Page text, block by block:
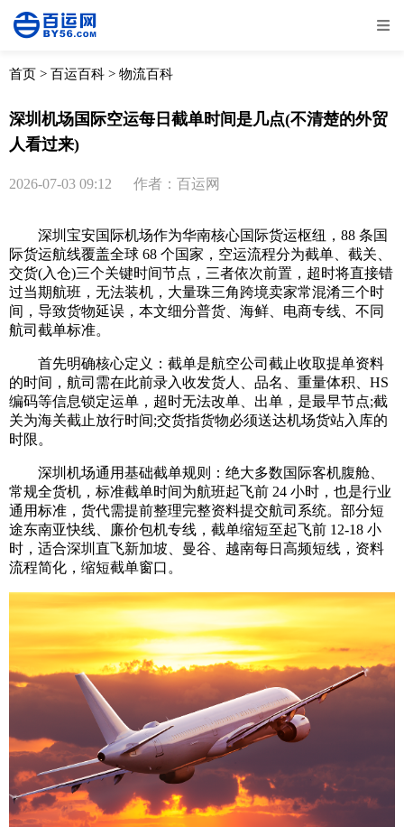
全部 物流资讯
首页 > 百运百科 > 物流百科
深圳机场国际空运每日截单时间是几点(不清楚的外贸
人看过来)
2026-07-03 09:12 作者：百运网
深圳宝安国际机场作为华南核心国际货运枢纽，88 条国
际货运航线覆盖全球 68 个国家，空运流程分为截单、截关、
交货(入仓)三个关键时间节点，三者依次前置，超时将直接错
过当期航班，无法装机，大量珠三角跨境卖家常混淆三个时
间，导致货物延误，本文细分普货、海鲜、电商专线、不同
航司截单标准。
首先明确核心定义：截单是航空公司截止收取提单资料
的时间，航司需在此前录入收发货人、品名、重量体积、HS
编码等信息锁定运单，超时无法改单、出单，是最早节点;截
关为海关截止放行时间;交货指货物必须送达机场货站入库的
时限。
深圳机场通用基础截单规则：绝大多数国际客机腹舱、
常规全货机，标准截单时间为航班起飞前 24 小时，也是行业
通用标准，货代需提前整理完整资料提交航司系统。部分短
途东南亚快线、廉价包机专线，截单缩短至起飞前 12-18 小
时，适合深圳直飞新加坡、曼谷、越南每日高频短线，资料
流程简化，缩短截单窗口。